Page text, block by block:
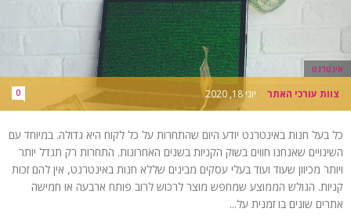
צוות עורכי האתר - יוני 18, 2020 0
אינטרנט
כל בעל חנות באינטרנט יודע היום שהתחרות על כל לקוח היא גדולה. במיוחד עם
השינויים שאנחנו חווים בשוק הקניות בשנים האחרונות. התחרות רק תגדל יותר
ויותר מכיוון שעוד ועוד בעלי עסקים מבינים שללא חנות באינטרנט, אין להם זכות
קניות. הגולש הממוצע שמחפש מוצר לרכוש לרוב פותח ארבעה או חמישה
אתרים שונים בו זמנית על...